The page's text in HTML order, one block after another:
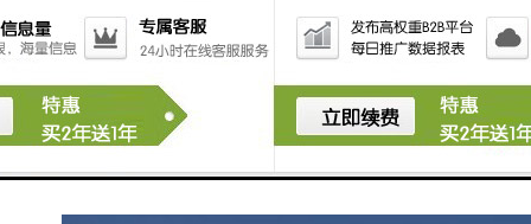
此外，围挡的安装与拆卸效率也不容忽视，高效的围挡
系统可以节省人力成本，加快工程进度。